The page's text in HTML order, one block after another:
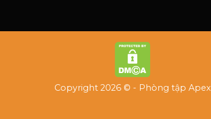
Copyright 2026 © - Phòng tập Apex